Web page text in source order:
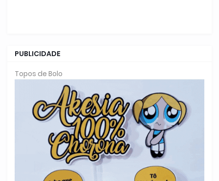
PUBLICIDADE
Topos de Bolo